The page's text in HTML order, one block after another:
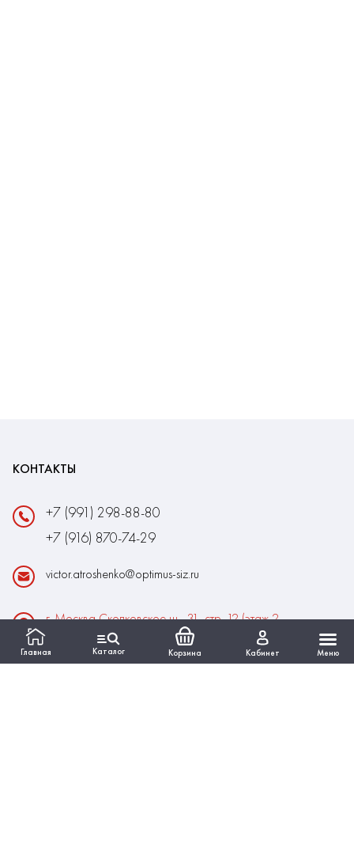
Главная Каталог Корзина Кабинет Меню
КОНТАКТЫ
+7 (991) 298-88-80
+7 (916) 870-74-29
victor.atroshenko@optimus-siz.ru
г. Москва Сколковское ш., 31, стр. 12 (этаж 2,
помещение 22)
Время работы: